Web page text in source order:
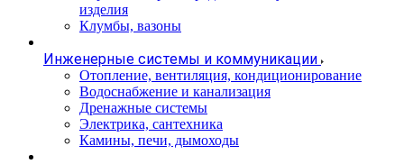
изделия
Клумбы, вазоны
Инженерные системы и коммуникации
Отопление, вентиляция, кондиционирование
Водоснабжение и канализация
Дренажные системы
Электрика, сантехника
Камины, печи, дымоходы